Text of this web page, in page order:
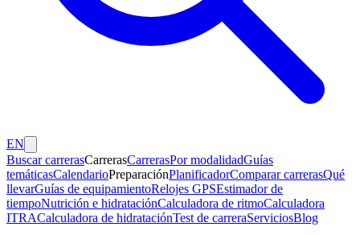
EN
Buscar carrerasCarrerasCarrerasPor modalidadGuías
temáticasCalendarioPreparaciónPlanificadorComparar carrerasQué
llevarGuías de equipamientoRelojes GPSEstimador de
tiempoNutrición e hidrataciónCalculadora de ritmoCalculadora
ITRACalculadora de hidrataciónTest de carreraServiciosBlog